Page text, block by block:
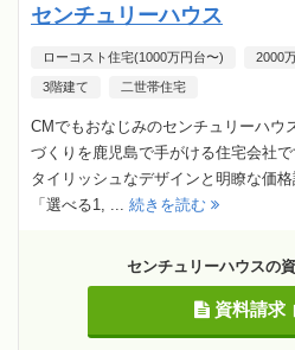
センチュリーハウス
ローコスト住宅(1000万円台〜) 2000
3階建て 二世帯住宅
CMでもおなじみのセンチュリーハウ
づくりを鹿児島で手がける住宅会社
タイリッシュなデザインと明瞭な価
「選べる1, ... 続きを読む
センチュリーハウスの
資料請求